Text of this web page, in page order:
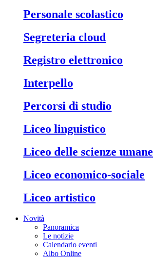
personale scolastico
segreteria cloud
registro elettronico
interpello
percorsi di studio
liceo linguistico
liceo delle scienze umane
liceo economico-sociale
liceo artistico
Novità
Panoramica
Le notizie
Calendario eventi
Albo Online